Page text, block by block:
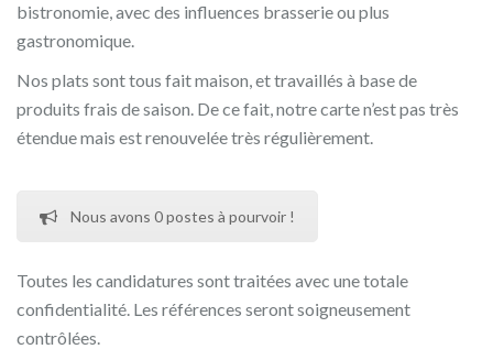
bistronomie, avec des influences brasserie ou plus
gastronomique.
Nos plats sont tous fait maison, et travaillés à base de
produits frais de saison. De ce fait, notre carte n’est pas très
étendue mais est renouvelée très régulièrement.
Nous avons 0 postes à pourvoir !
Toutes les candidatures sont traitées avec une totale
confidentialité. Les références seront soigneusement
contrôlées.